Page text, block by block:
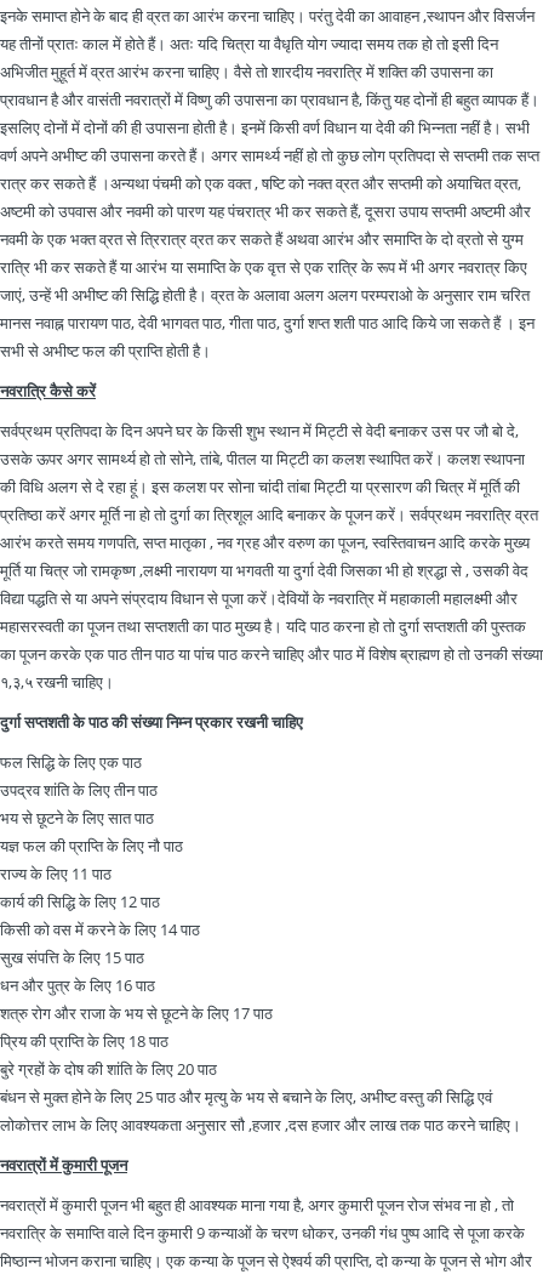
इनके समाप्त होने के बाद ही व्रत का आरंभ करना चाहिए। परंतु देवी का आवाहन ,स्थापन और विसर्जन
यह तीनों प्रातः काल में होते हैं। अतः यदि चित्रा या वैधृति योग ज्यादा समय तक हो तो इसी दिन
अभिजीत मुहूर्त में व्रत आरंभ करना चाहिए। वैसे तो शारदीय नवरात्रि में शक्ति की उपासना का
प्रावधान है और वासंती नवरात्रों में विष्णु की उपासना का प्रावधान है, किंतु यह दोनों ही बहुत व्यापक हैं।
इसलिए दोनों में दोनों की ही उपासना होती है। इनमें किसी वर्ण विधान या देवी की भिन्नता नहीं है। सभी
वर्ण अपने अभीष्ट की उपासना करते हैं। अगर सामर्थ्य नहीं हो तो कुछ लोग प्रतिपदा से सप्तमी तक सप्त
रात्र कर सकते हैं ।अन्यथा पंचमी को एक वक्त , षष्टि को नक्त व्रत और सप्तमी को अयाचित व्रत,
अष्टमी को उपवास और नवमी को पारण यह पंचरात्र भी कर सकते हैं, दूसरा उपाय सप्तमी अष्टमी और
नवमी के एक भक्त व्रत से त्रिरात्र व्रत कर सकते हैं अथवा आरंभ और समाप्ति के दो व्रतो से युग्म
रात्रि भी कर सकते हैं या आरंभ या समाप्ति के एक वृत्त से एक रात्रि के रूप में भी अगर नवरात्र किए
जाएं, उन्हें भी अभीष्ट की सिद्धि होती है। व्रत के अलावा अलग अलग परम्पराओ के अनुसार राम चरित
मानस नवाह्न पारायण पाठ, देवी भागवत पाठ, गीता पाठ, दुर्गा शप्त शती पाठ आदि किये जा सकते हैं । इन
सभी से अभीष्ट फल की प्राप्ति होती है।
नवरात्रि कैसे करें
सर्वप्रथम प्रतिपदा के दिन अपने घर के किसी शुभ स्थान में मिट्टी से वेदी बनाकर उस पर जौ बो दे,
उसके ऊपर अगर सामर्थ्य हो तो सोने, तांबे, पीतल या मिट्टी का कलश स्थापित करें। कलश स्थापना
की विधि अलग से दे रहा हूं। इस कलश पर सोना चांदी तांबा मिट्टी या प्रसारण की चित्र में मूर्ति की
प्रतिष्ठा करें अगर मूर्ति ना हो तो दुर्गा का त्रिशूल आदि बनाकर के पूजन करें। सर्वप्रथम नवरात्रि व्रत
आरंभ करते समय गणपति, सप्त मातृका , नव ग्रह और वरुण का पूजन, स्वस्तिवाचन आदि करके मुख्य
मूर्ति या चित्र जो रामकृष्ण ,लक्ष्मी नारायण या भगवती या दुर्गा देवी जिसका भी हो श्रद्धा से , उसकी वेद
विद्या पद्धति से या अपने संप्रदाय विधान से पूजा करें।देवियों के नवरात्रि में महाकाली महालक्ष्मी और
महासरस्वती का पूजन तथा सप्तशती का पाठ मुख्य है। यदि पाठ करना हो तो दुर्गा सप्तशती की पुस्तक
का पूजन करके एक पाठ तीन पाठ या पांच पाठ करने चाहिए और पाठ में विशेष ब्राह्मण हो तो उनकी संख्या
१,३,५ रखनी चाहिए।
दुर्गा सप्तशती के पाठ की संख्या निम्न प्रकार रखनी चाहिए
फल सिद्धि के लिए एक पाठ
उपद्रव शांति के लिए तीन पाठ
भय से छूटने के लिए सात पाठ
यज्ञ फल की प्राप्ति के लिए नौ पाठ
राज्य के लिए 11 पाठ
कार्य की सिद्धि के लिए 12 पाठ
किसी को वस में करने के लिए 14 पाठ
सुख संपत्ति के लिए 15 पाठ
धन और पुत्र के लिए 16 पाठ
शत्रु रोग और राजा के भय से छूटने के लिए 17 पाठ
प्रिय की प्राप्ति के लिए 18 पाठ
बुरे ग्रहों के दोष की शांति के लिए 20 पाठ
बंधन से मुक्त होने के लिए 25 पाठ और मृत्यु के भय से बचाने के लिए, अभीष्ट वस्तु की सिद्धि एवं
लोकोत्तर लाभ के लिए आवश्यकता अनुसार सौ ,हजार ,दस हजार और लाख तक पाठ करने चाहिए।
नवरात्रों में कुमारी पूजन
नवरात्रों में कुमारी पूजन भी बहुत ही आवश्यक माना गया है, अगर कुमारी पूजन रोज संभव ना हो , तो
नवरात्रि के समाप्ति वाले दिन कुमारी 9 कन्याओं के चरण धोकर, उनकी गंध पुष्प आदि से पूजा करके
मिष्ठान्न भोजन कराना चाहिए। एक कन्या के पूजन से ऐश्वर्य की प्राप्ति, दो कन्या के पूजन से भोग और